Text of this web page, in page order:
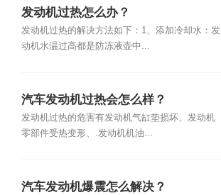
发动机过热怎么办？
发动机过热的解决方法如下：1、添加冷却水：发
动机水温过高都是防冻液壶中...
汽车发动机过热会怎么样？
发动机过热的危害有发动机气缸垫损坏、发动机
零部件受热变形、.发动机机油...
汽车发动机爆震怎么解决？